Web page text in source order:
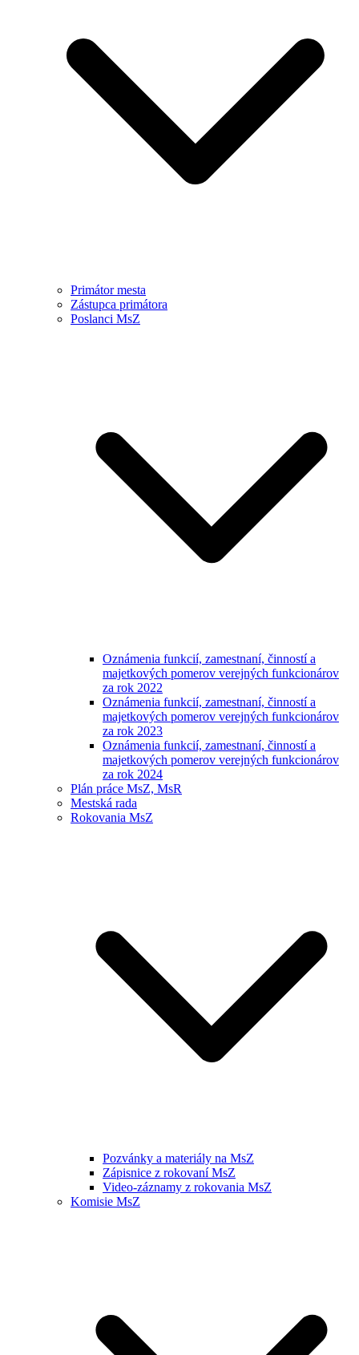
Primátor mesta
Zástupca primátora
Poslanci MsZ
Oznámenia funkcií, zamestnaní, činností a
majetkových pomerov verejných funkcionárov
za rok 2022
Oznámenia funkcií, zamestnaní, činností a
majetkových pomerov verejných funkcionárov
za rok 2023
Oznámenia funkcií, zamestnaní, činností a
majetkových pomerov verejných funkcionárov
za rok 2024
Plán práce MsZ, MsR
Mestská rada
Rokovania MsZ
Pozvánky a materiály na MsZ
Zápisnice z rokovaní MsZ
Video-záznamy z rokovania MsZ
Komisie MsZ